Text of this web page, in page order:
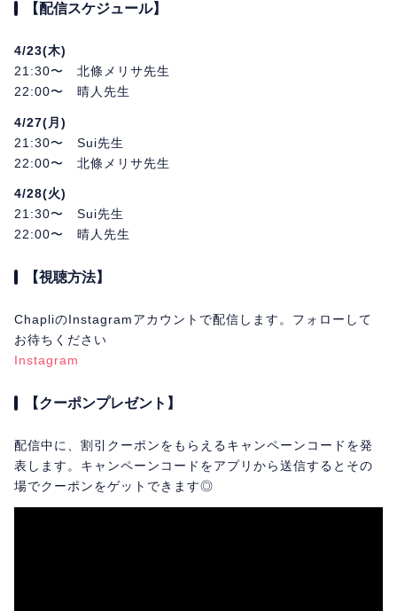
【配信スケジュール】
4/23(木)
21:30〜 北條メリサ先生
22:00〜 晴人先生
4/27(月)
21:30〜 Sui先生
22:00〜 北條メリサ先生
4/28(火)
21:30〜 Sui先生
22:00〜 晴人先生
【視聴方法】
ChapliのInstagramアカウントで配信します。フォローして
お待ちください
Instagram
【クーポンプレゼント】
配信中に、割引クーポンをもらえるキャンペーンコードを発
表します。キャンペーンコードをアプリから送信するとその
場でクーポンをゲットできます◎